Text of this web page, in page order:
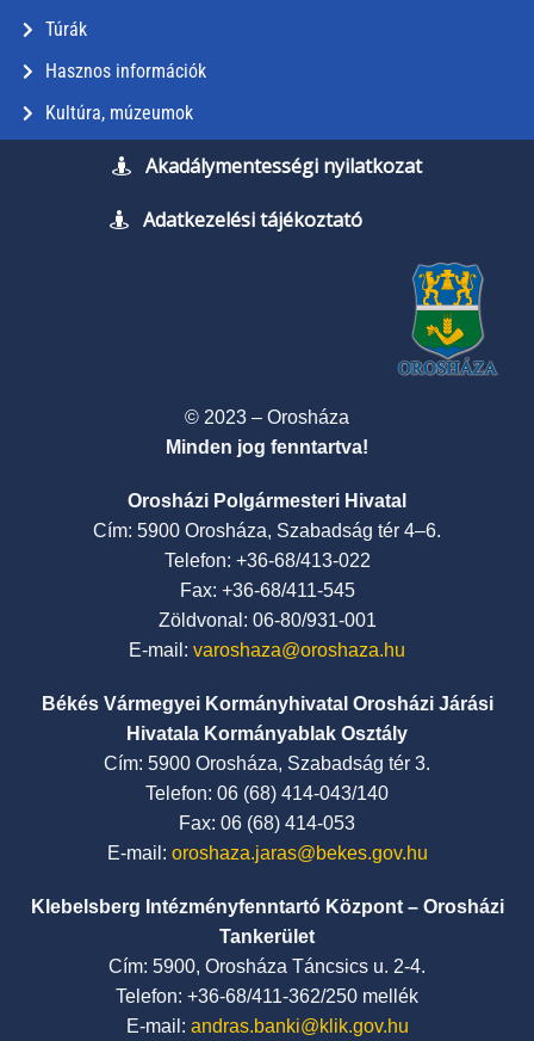
Túrák
Hasznos információk
Kultúra, múzeumok
Akadálymentességi nyilatkozat
Adatkezelési tájékoztató
© 2023 – Orosháza
Minden jog fenntartva!
Orosházi Polgármesteri Hivatal
Cím: 5900 Orosháza, Szabadság tér 4–6.
Telefon: +36-68/413-022
Fax: +36-68/411-545
Zöldvonal: 06-80/931-001
E-mail: varoshaza@oroshaza.hu
Békés Vármegyei Kormányhivatal Orosházi Járási
Hivatala Kormányablak Osztály
Cím: 5900 Orosháza, Szabadság tér 3.
Telefon: 06 (68) 414-043/140
Fax: 06 (68) 414-053
E-mail: oroshaza.jaras@bekes.gov.hu
Klebelsberg Intézményfenntartó Központ – Orosházi
Tankerület
Cím: 5900, Orosháza Táncsics u. 2-4.
Telefon: +36-68/411-362/250 mellék
E-mail: andras.banki@klik.gov.hu